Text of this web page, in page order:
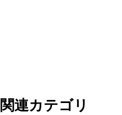
関連カテゴリ